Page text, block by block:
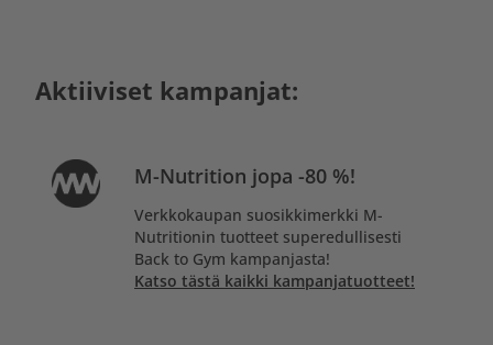
Aktiiviset kampanjat:
M-Nutrition jopa -80 %!
Verkkokaupan suosikkimerkki M-
Nutritionin tuotteet superedullisesti
Back to Gym kampanjasta!
Katso tästä kaikki kampanjatuotteet!